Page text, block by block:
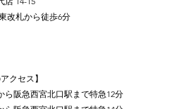
改札から徒歩6分
クセス】
ら阪急西宮北口駅まで特急12分